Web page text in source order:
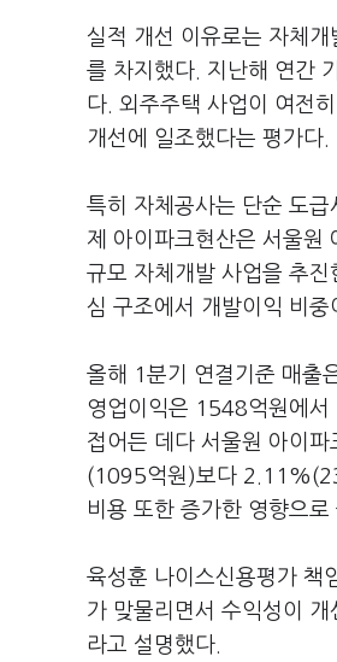
실적 개선 이유로는 자체
를 차지했다. 지난해 연간
다. 외주주택 사업이 여전
개선에 일조했다는 평가다.
특히 자체공사는 단순 도
제 아이파크현산은 서울원
규모 자체개발 사업을 추
심 구조에서 개발이익 비
올해 1분기 연결기준 매
영업이익은 1548억원에
접어든 데다 서울원 아이
(1095억원)보다
비용 또한 증가한 영향으로
육성훈 나이스신용평가 책
가 맞물리면서 수익성이
라고 설명했다.